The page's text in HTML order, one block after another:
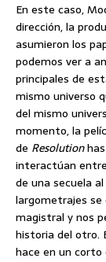
En este caso,
dirección, la
asumieron los
podemos ver a
principales de
mismo universo
del mismo
momento, la
de Resolution
interactúan
de una secuela
largometrajes
magistral y nos
historia del otro.
hace en un